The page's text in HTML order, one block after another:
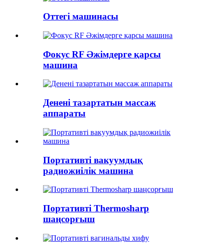
Оттегі машинасы
Фокус RF Әжімдерге қарсы
машина
Денені тазартатын массаж
аппараты
Портативті вакуумдық
радиожиілік машина
Портативті Thermosharp
шаңсорғыш